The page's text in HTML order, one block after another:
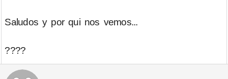
Saludos y por qui nos vemos...
????